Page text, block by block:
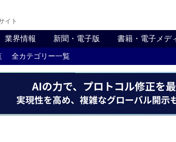
イト
業界情報 新聞・電子版 書籍・電子メデ
全カテゴリー一覧